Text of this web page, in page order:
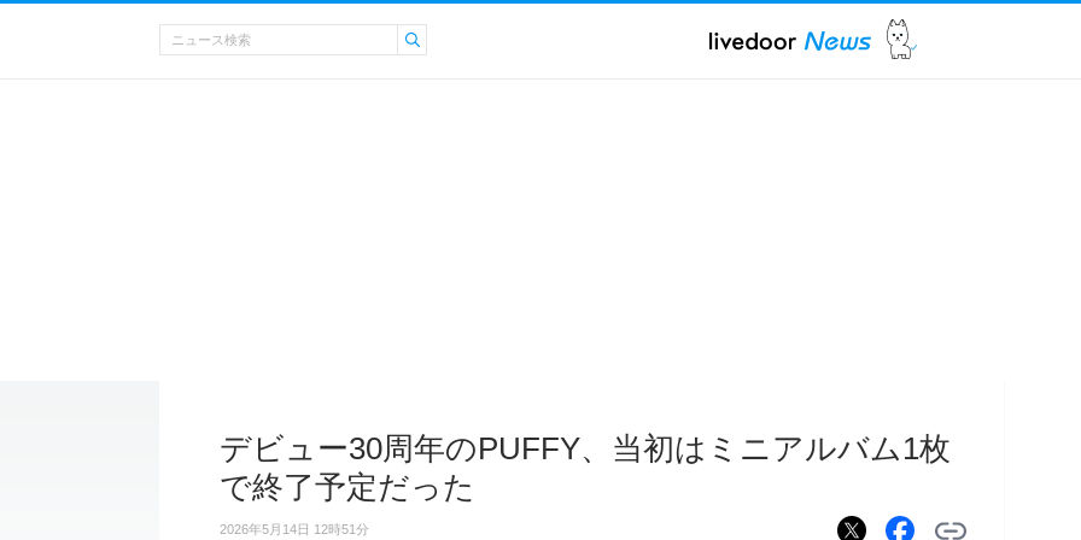
デビュー30周年のPUFFY、当初はミニアルバム1枚
で終了予定だった
2026年5月14日 12時51分